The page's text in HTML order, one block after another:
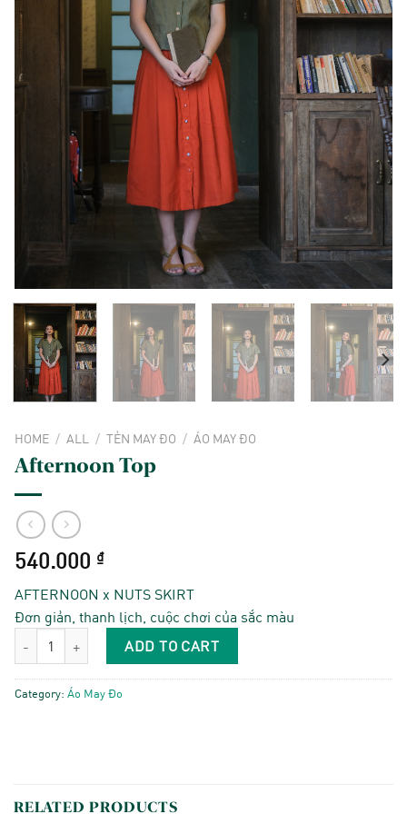
HOME / ALL / TẺN MAY ĐO / ÁO MAY ĐO
Afternoon Top
540.000 ₫
AFTERNOON x NUTS SKIRT
Đơn giản, thanh lịch, cuộc chơi của sắc màu
Afternoon Top quantityADD TO CART
Category: Áo May Đo
RELATED PRODUCTS